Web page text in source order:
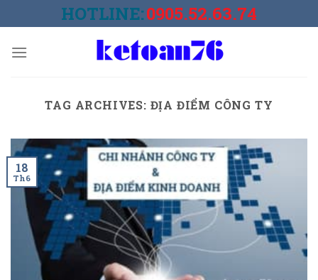
to
HOTLINE:0905.52.63.74
TAG ARCHIVES: ĐỊA ĐIỂM CÔNG TY
18
Th6